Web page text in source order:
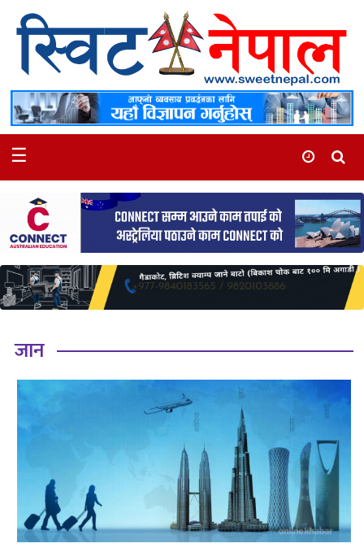
समाचार
स्थानीय
मनोरञ्जन
खेलकुद
अन्तर्वार्ता
समाज
रोचक
साहित्य
प्रदेश
English
☰
जान